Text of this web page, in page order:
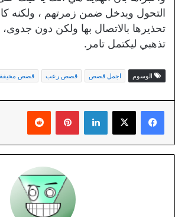
التحول ويدخل ضمن زمرتهم ، ولكنه
تحذيرها بالاتصال بها ولكن دون
تذهبي ليكتمل تامر.
الوسوم اجمل قصص قصص رعب قصص مخيفة
لينكدإن بينتيريست